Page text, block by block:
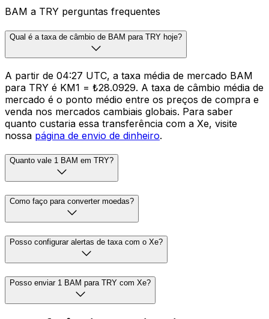
BAM a TRY perguntas frequentes
Qual é a taxa de câmbio de BAM para TRY hoje?
A partir de 04:27 UTC, a taxa média de mercado BAM
para TRY é KM1 = ₺28.0929. A taxa de câmbio média de
mercado é o ponto médio entre os preços de compra e
venda nos mercados cambiais globais. Para saber
quanto custaria essa transferência com a Xe, visite
nossa página de envio de dinheiro.
Quanto vale 1 BAM em TRY?
Como faço para converter moedas?
Posso configurar alertas de taxa com o Xe?
Posso enviar 1 BAM para TRY com Xe?